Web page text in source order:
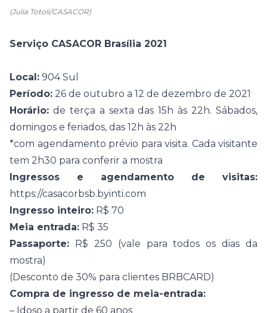
(Julia Totoli/CASACOR)
Serviço CASACOR Brasília 2021
Local: 904 Sul
Período: 26 de outubro a 12 de dezembro de 2021
Horário: de terça a sexta das 15h às 22h. Sábados,
domingos e feriados, das 12h às 22h
*com agendamento prévio para visita. Cada visitante
tem 2h30 para conferir a mostra
Ingressos e agendamento de visitas:
https://casacorbsb.byinti.com
Ingresso inteiro: R$ 70
Meia entrada: R$ 35
Passaporte: R$ 250 (vale para todos os dias da
mostra)
(Desconto de 30% para clientes BRBCARD)
Compra de ingresso de meia-entrada:
– Idoso a partir de 60 anos